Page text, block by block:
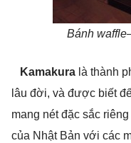
Bánh waffle
Kamakura là thành
lâu đời, và được biết
mang nét đặc sắc
của Nhật Bản với các